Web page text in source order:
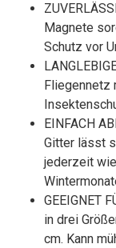
Magnete
Schutz vor
Fliegennetz
EINFACH
Gitter lässt
jederzeit
GEEIGNET
in drei
cm. Kann